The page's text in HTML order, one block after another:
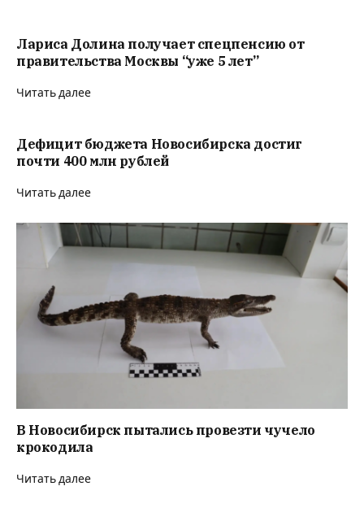
Лариса Долина получает спецпенсию от
правительства Москвы “уже 5 лет”
Читать далее
Дефицит бюджета Новосибирска достиг
почти 400 млн рублей
Читать далее
В Новосибирск пытались провезти чучело
крокодила
Читать далее